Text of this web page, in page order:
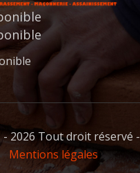
2026 Tout droit réservé -
Mentions légales